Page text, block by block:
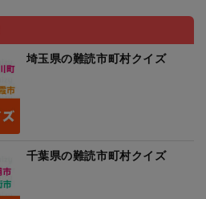
埼玉県の難読市町村クイズ
千葉県の難読市町村クイズ